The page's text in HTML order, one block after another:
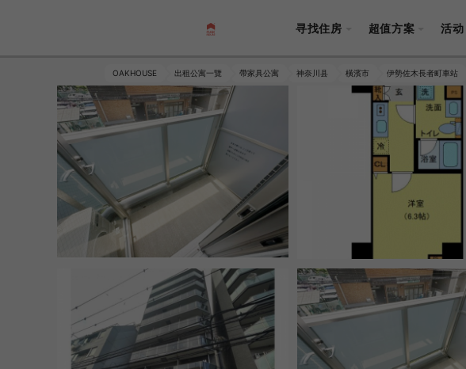
寻找住房 超值方案 活动
OAKHOUSE 出租公寓一覽 帶家具公寓 神奈川县 橫濱市 伊勢佐木長者町車站